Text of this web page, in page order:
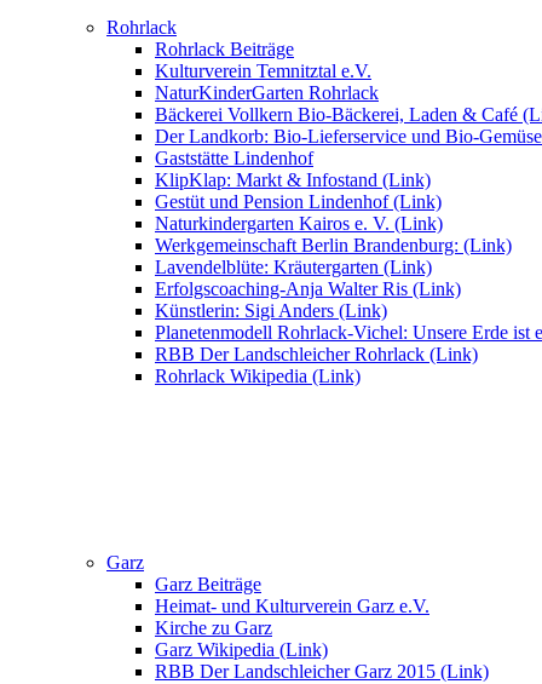
Rohrlack
Rohrlack Beiträge
Kulturverein Temnitztal e.V.
NaturKinderGarten Rohrlack
Bäckerei Vollkern Bio-Bäckerei, Laden & Café
Der Landkorb: Bio-Lieferservice und Bio-
Gaststätte Lindenhof
KlipKlap: Markt & Infostand (Link)
Gestüt und Pension Lindenhof (Link)
Naturkindergarten Kairos e. V. (Link)
Werkgemeinschaft Berlin Brandenburg: (Link)
Lavendelblüte: Kräutergarten (Link)
Erfolgscoaching-Anja Walter Ris (Link)
Künstlerin: Sigi Anders (Link)
Planetenmodell Rohrlack-Vichel: Unsere Erde ist
RBB Der Landschleicher Rohrlack (Link)
Rohrlack Wikipedia (Link)
Garz
Garz Beiträge
Heimat- und Kulturverein Garz e.V.
Kirche zu Garz
Garz Wikipedia (Link)
RBB Der Landschleicher Garz 2015 (Link)